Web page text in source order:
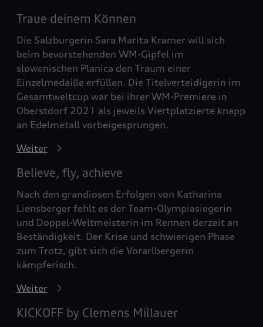
Traue deinem Können
Die Salzburgerin Sara Marita Kramer will sich
beim bevorstehenden WM-Gipfel im
slowenischen Planica den Traum einer
Einzelmedaille erfüllen. Die Titelverteidigerin im
Gesamtweltcup war bei ihrer WM-Premiere in
Oberstdorf 2021 als jeweils Viertplatzierte knapp
an Edelmetall vorbeigesprungen.
Weiter
Believe, fly, achieve
Nach den grandiosen Erfolgen von Katharina
Liensberger fehlt es der Team-Olympiasiegerin
und Doppel-Weltmeisterin im Rennen derzeit an
Beständigkeit. Der Krise und schwierigen Phase
zum Trotz, gibt sich die Vorarlbergerin
kämpferisch.
Weiter
KICKOFF by Clemens Millauer